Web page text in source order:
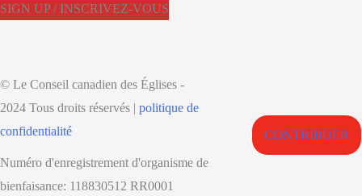
SIGN UP / INSCRIVEZ-VOUS
© Le Conseil canadien des Églises -
2024 Tous droits réservés | politique de
confidentialité
Numéro d'enregistrement d'organisme de
bienfaisance: 118830512 RR0001
CONTRIBUER